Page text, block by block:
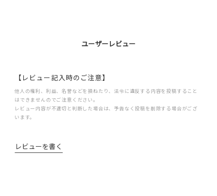
ユーザーレビュー
【レビュー記入時のご注意】
他人の権利、利益、名誉などを損ねたり、法令に違反する内容を投稿すること
はできませんのでご注意ください。
レビュー内容が不適切と判断した場合は、予告なく投稿を削除する場合がござ
います。
レビューを書く